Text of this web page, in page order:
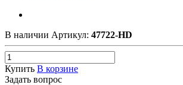
В наличии Артикул: 47722-HD
Купить В корзине
Задать вопрос